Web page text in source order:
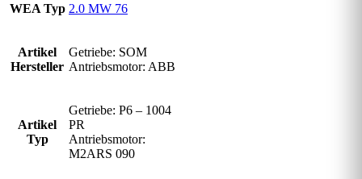
WEA Typ 2.0 MW 76
Artikel
Hersteller
Getriebe: SOM
Antriebsmotor: ABB
Artikel
Typ
Getriebe: P6 – 1004
PR
Antriebsmotor:
M2ARS 090